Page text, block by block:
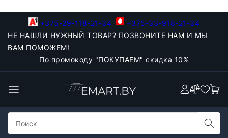
+375-29-118-21-34
+375-33-918-21-34
НЕ НАШЛИ НУЖНЫЙ ТОВАР? ПОЗВОНИТЕ НАМ И МЫ
ВАМ ПОМОЖЕМ!
По промокоду "ПОКУПАЕМ" скидка 10%